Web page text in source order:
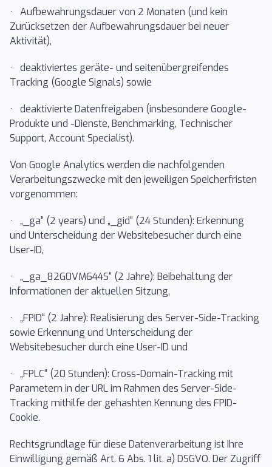
· Aufbewahrungsdauer von 2 Monaten (und kein
Zurücksetzen der Aufbewahrungsdauer bei neuer
Aktivität),
· deaktiviertes geräte- und seitenübergreifendes
Tracking (Google Signals) sowie
· deaktivierte Datenfreigaben (insbesondere Google-
Produkte und -Dienste, Benchmarking, Technischer
Support, Account Specialist).
Von Google Analytics werden die nachfolgenden
Verarbeitungszwecke mit den jeweiligen Speicherfristen
vorgenommen:
· „_ga“ (2 years) und „_gid“ (24 Stunden): Erkennung
und Unterscheidung der Websitebesucher durch eine
User-ID,
· „_ga_82G0VM644S“ (2 Jahre): Beibehaltung der
Informationen der aktuellen Sitzung,
· „FPID“ (2 Jahre): Realisierung des Server-Side-Tracking
sowie Erkennung und Unterscheidung der
Websitebesucher durch eine User-ID und
· „FPLC“ (20 Stunden): Cross-Domain-Tracking mit
Parametern in der URL im Rahmen des Server-Side-
Tracking mithilfe der gehashten Kennung des FPID-
Cookie.
Rechtsgrundlage für diese Datenverarbeitung ist Ihre
Einwilligung gemäß Art. 6 Abs. 1 lit. a) DSGVO. Der Zugriff